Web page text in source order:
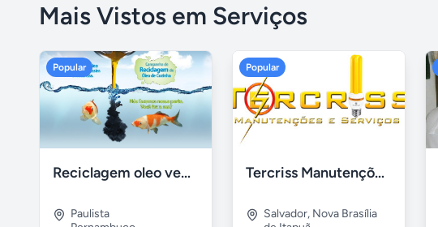
Mais Vistos em Serviços
Popular
Reciclagem oleo vegetal
Paulista
Popular
Tercriss Manutenções e Serviços
Salvador, Nova Brasília